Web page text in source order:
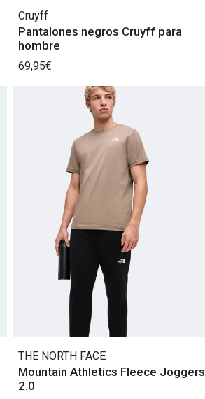
Cruyff
Pantalones negros Cruyff para
hombre
69,95€
THE NORTH FACE
Mountain Athletics Fleece Joggers
2.0